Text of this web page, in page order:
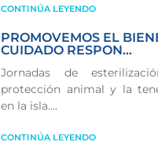
CONTINÚA LEYENDO
PROMOVEMOS EL
CUIDADO RESPON...
Jornadas de
protección animal y la
en la isla....
CONTINÚA LEYENDO